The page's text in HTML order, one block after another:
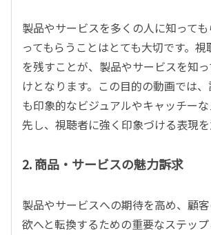
製品やサービスを多くの人に知って
ってもらうことはとても大切です。
を残すことが、製品やサービスを知
けとなります。この目的の動画では
も印象的なビジュアルやキャッチー
先し、視聴者に強く印象づける表現を
2.商品・サービスの魅力訴求
製品やサービスへの期待を高め、顧
欲へと転換するための重要なステッ